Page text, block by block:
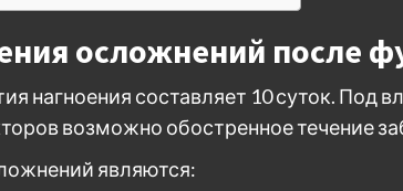
осложнений после
нагноения составляет 10 суток. Под
возможно обостренное течение
являются: